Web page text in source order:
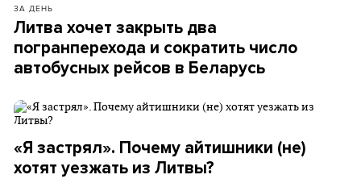
ЗА ДЕНЬ
Литва хочет закрыть два
погранперехода и сократить число
автобусных рейсов в Беларусь
«Я застрял». Почему айтишники (не)
хотят уезжать из Литвы?